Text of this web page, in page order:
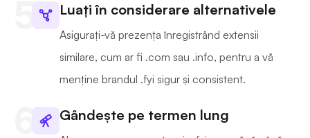
Luați în considerare alternativele
Asigurați-vă prezența înregistrând extensii
similare, cum ar fi .com sau .info, pentru a vă
menține brandul .fyi sigur și consistent.
Gândește pe termen lung